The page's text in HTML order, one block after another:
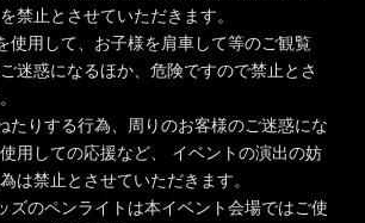
禁止とさせていただきます。
使用して、お子様を肩車して等のご観覧
迷惑になるほか、危険ですので禁止とさ
たりする行為、周りのお客様のご迷惑にな
用しての応援など、 イベントの演出の妨
は禁止とさせていただきます。
ズのペンライトは本イベント会場ではご使